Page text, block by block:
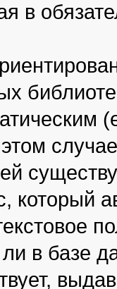
в
который
в базе